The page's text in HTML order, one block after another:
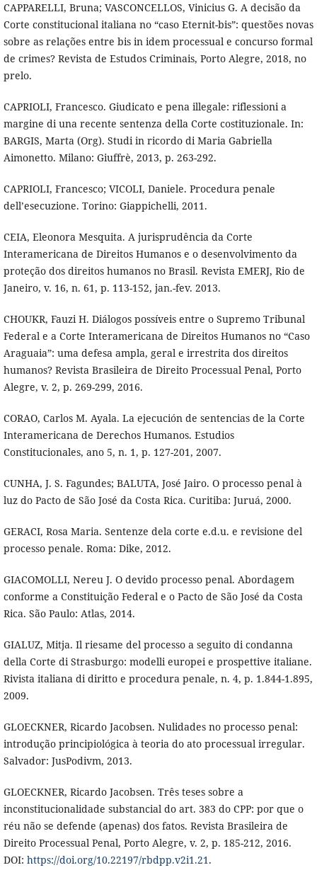
CAPPARELLI, Bruna; VASCONCELLOS, Vinicius G. A decisão da
Corte constitucional italiana no “caso Eternit-bis”: questões novas
sobre as relações entre bis in idem processual e concurso formal
de crimes? Revista de Estudos Criminais, Porto Alegre, 2018, no
prelo.
CAPRIOLI, Francesco. Giudicato e pena illegale: riflessioni a
margine di una recente sentenza della Corte costituzionale. In:
BARGIS, Marta (Org). Studi in ricordo di Maria Gabriella
Aimonetto. Milano: Giuffrè, 2013, p. 263-292.
CAPRIOLI, Francesco; VICOLI, Daniele. Procedura penale
dell’esecuzione. Torino: Giappichelli, 2011.
CEIA, Eleonora Mesquita. A jurisprudência da Corte
Interamericana de Direitos Humanos e o desenvolvimento da
proteção dos direitos humanos no Brasil. Revista EMERJ, Rio de
Janeiro, v. 16, n. 61, p. 113-152, jan.-fev. 2013.
CHOUKR, Fauzi H. Diálogos possíveis entre o Supremo Tribunal
Federal e a Corte Interamericana de Direitos Humanos no “Caso
Araguaia”: uma defesa ampla, geral e irrestrita dos direitos
humanos? Revista Brasileira de Direito Processual Penal, Porto
Alegre, v. 2, p. 269-299, 2016.
CORAO, Carlos M. Ayala. La ejecución de sentencias de la Corte
Interamericana de Derechos Humanos. Estudios
Constitucionales, ano 5, n. 1, p. 127-201, 2007.
CUNHA, J. S. Fagundes; BALUTA, José Jairo. O processo penal à
luz do Pacto de São José da Costa Rica. Curitiba: Juruá, 2000.
GERACI, Rosa Maria. Sentenze dela corte e.d.u. e revisione del
processo penale. Roma: Dike, 2012.
GIACOMOLLI, Nereu J. O devido processo penal. Abordagem
conforme a Constituição Federal e o Pacto de São José da Costa
Rica. São Paulo: Atlas, 2014.
GIALUZ, Mitja. Il riesame del processo a seguito di condanna
della Corte di Strasburgo: modelli europei e prospettive italiane.
Rivista italiana di diritto e procedura penale, n. 4, p. 1.844-1.895,
2009.
GLOECKNER, Ricardo Jacobsen. Nulidades no processo penal:
introdução principiológica à teoria do ato processual irregular.
Salvador: JusPodivm, 2013.
GLOECKNER, Ricardo Jacobsen. Três teses sobre a
inconstitucionalidade substancial do art. 383 do CPP: por que o
réu não se defende (apenas) dos fatos. Revista Brasileira de
Direito Processual Penal, Porto Alegre, v. 2, p. 185-212, 2016.
DOI: https://doi.org/10.22197/rbdpp.v2i1.21.